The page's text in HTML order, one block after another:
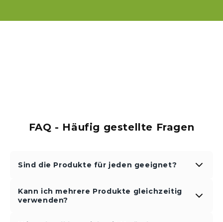
FAQ - Häufig gestellte Fragen
Sind die Produkte für jeden geeignet?
konzipiert, dass sie sanft, alltagstauglich und
Kann ich mehrere Produkte gleichzeitig
verwenden?